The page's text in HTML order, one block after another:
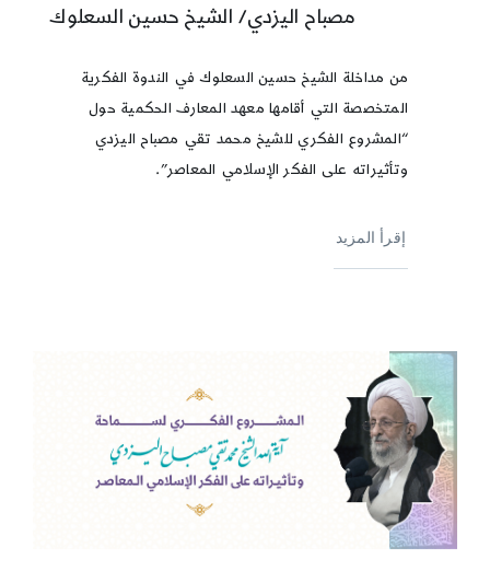
مصباح اليزدي/ الشيخ حسين السعلوك
من مداخلة الشيخ حسين السعلوك في الندوة الفكرية
المتخصصة التي أقامها معهد المعارف الحكمية حول
“المشروع الفكري للشيخ محمد تقي مصباح اليزدي
وتأثيراته على الفكر الإسلامي المعاصر”.
إقرأ المزيد